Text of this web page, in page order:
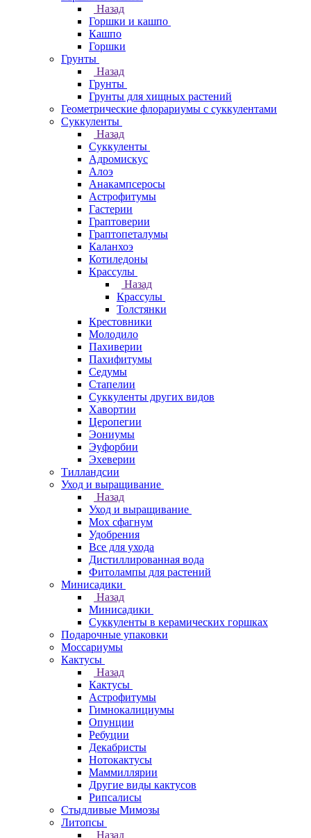
Назад
Горшки и кашпо
Кашпо
Горшки
Грунты
Назад
Грунты
Грунты для хищных растений
Геометрические флорариумы с суккулентами
Суккуленты
Назад
Суккуленты
Адромискус
Алоэ
Анакампсеросы
Астрофитумы
Гастерии
Граптоверии
Граптопеталумы
Каланхоэ
Котиледоны
Крассулы
Назад
Крассулы
Толстянки
Крестовники
Молодило
Пахиверии
Пахифитумы
Седумы
Стапелии
Суккуленты других видов
Хавортии
Церопегии
Эониумы
Эуфорбии
Эхеверии
Тилландсии
Уход и выращивание
Назад
Уход и выращивание
Мох сфагнум
Удобрения
Все для ухода
Дистиллированная вода
Фитолампы для растений
Минисадики
Назад
Минисадики
Суккуленты в керамических горшках
Подарочные упаковки
Моссариумы
Кактусы
Назад
Кактусы
Астрофитумы
Гимнокалициумы
Опунции
Ребуции
Декабристы
Нотокактусы
Маммиллярии
Другие виды кактусов
Рипсалисы
Стыдливые Мимозы
Литопсы
Назад